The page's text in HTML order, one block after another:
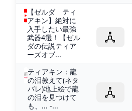
【ゼルダ ティ
アキン】絶対に
入手したい最強
武器4選！【ゼル
ダの伝説ティア
ーズオブ...
ティアキン：龍
の泪教えて(ネタ
バレ)地上絵で龍
の泪を見つけて
も、... -...